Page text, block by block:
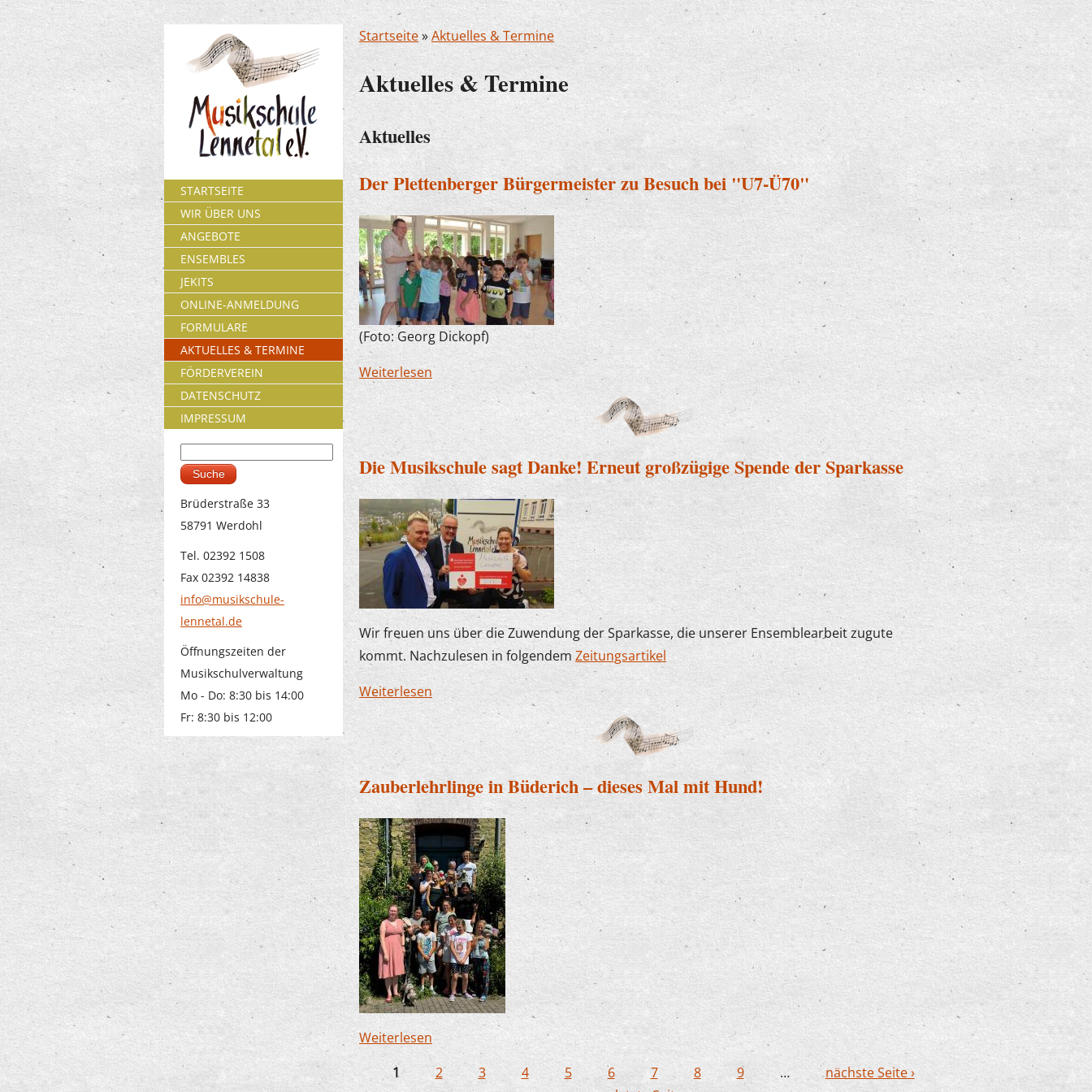
Startseite»Aktuelles & Termine
Aktuelles & Termine
Aktuelles
Der Plettenberger Bürgermeister zu Besuch bei "U7-Ü70"
(Foto: Georg Dickopf)
Weiterlesenüber Der Plettenberger Bürgermeister zu Besuch bei "U7-Ü70"
Die Musikschule sagt Danke! Erneut großzügige Spende der Sparkasse
Wir freuen uns über die Zuwendung der Sparkasse, die unserer Ensemblearbeit zugute
kommt. Nachzulesen in folgendem Zeitungsartikel
Weiterlesen über Die Musikschule sagt Danke! Erneut großzügige Spende der Sparkasse
Zauberlehrlinge in Büderich – dieses Mal mit Hund!
Weiterlesen über Zauberlehrlinge in Büderich – dieses Mal mit Hund!
1 2 3 4 5 6 7 8 9 …
nächste Seite ›
STARTSEITE
WIR ÜBER UNS
ANGEBOTE
ENSEMBLES
JEKITS
ONLINE-ANMELDUNG
FORMULARE
AKTUELLES & TERMINE
FÖRDERVEREIN
DATENSCHUTZ
IMPRESSUM
Suchformular
Brüderstraße 33
58791 Werdohl
Tel. 02392 1508
Fax 02392 14838
info@musikschule-
lennetal.de
Öffnungszeiten der
Musikschulverwaltung
Mo - Do: 8:30 bis 14:00
Fr: 8:30 bis 12:00